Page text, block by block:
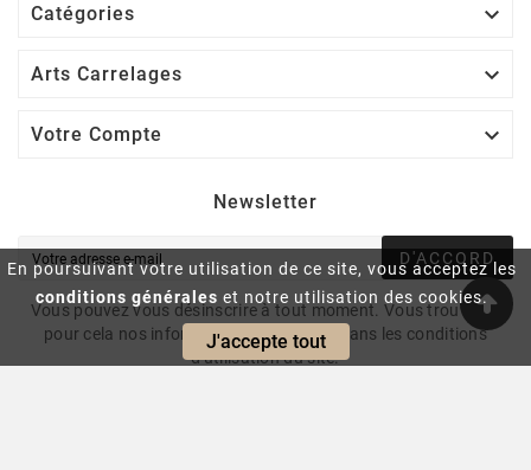
En poursuivant votre utilisation de ce site, vous acceptez les
conditions générales et notre utilisation des cookies.
J'accepte tout
Catégories 
Arts Carrelages 
Votre Compte 
Newsletter
D'ACCORD
Vous pouvez vous désinscrire à tout moment. Vous trouverez
pour cela nos informations de contact dans les conditions
d'utilisation du site.